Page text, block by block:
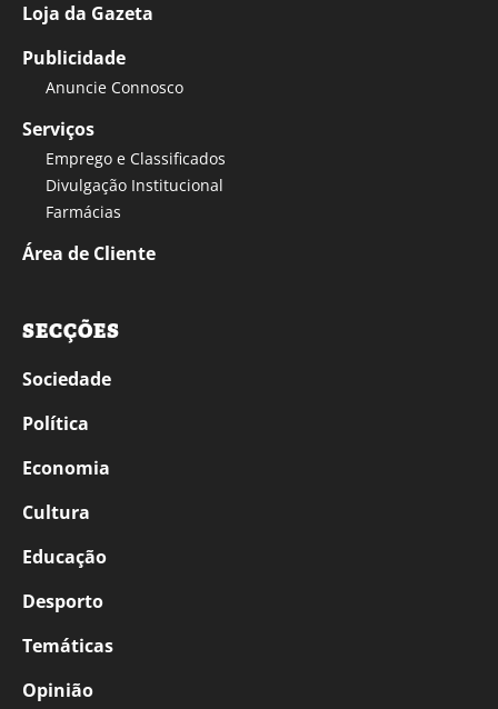
Loja da Gazeta
Publicidade
Anuncie Connosco
Serviços
Emprego e Classificados
Divulgação Institucional
Farmácias
Área de Cliente
SECÇÕES
Sociedade
Política
Economia
Cultura
Educação
Desporto
Temáticas
Opinião